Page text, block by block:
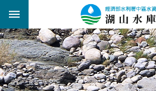
跳到主要內容區塊
:::